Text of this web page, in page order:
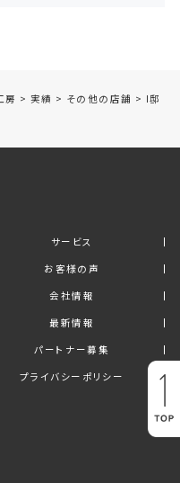
房 > 実績 > その他の店舗 > I邸
サービス
お客様の声
会社情報
最新情報
パートナー募集
プライバシーポリシー